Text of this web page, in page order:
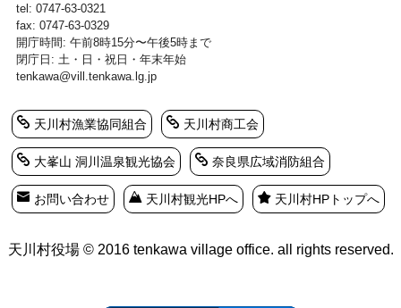
tel: 0747-63-0321
fax: 0747-63-0329
開庁時間: 午前8時15分〜午後5時まで
閉庁日: 土・日・祝日・年末年始
tenkawa@vill.tenkawa.lg.jp
天川村漁業協同組合 天川村商工会
大峯山 洞川温泉観光協会 奈良県広域消防組合
お問い合わせ 天川村観光HPへ 天川村HPトップへ
天川村役場 © 2016 tenkawa village office. all rights reserved.